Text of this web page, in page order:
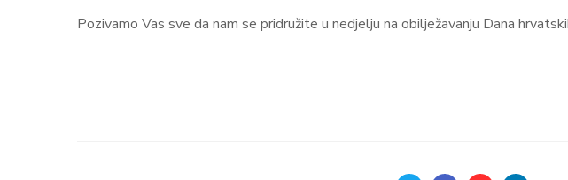
Pozivamo Vas sve da nam se pridružite u nedjelju na obilježavanju Dana